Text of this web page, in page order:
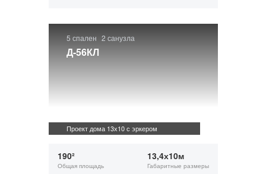
5 спален 2 санузла
Д-56КЛ
Проект дома 13х10 с эркером
190²
Общая площадь
13,4х10м
Габаритные размеры